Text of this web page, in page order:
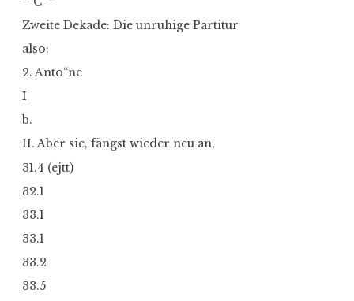
Zweite Dekade: Die unruhige Partitur
also:
2. Anto“ne
I
b.
II. Aber sie, fängst wieder neu an,
31.4 (ejtt)
32.1
33.1
33.1
33.2
33.5